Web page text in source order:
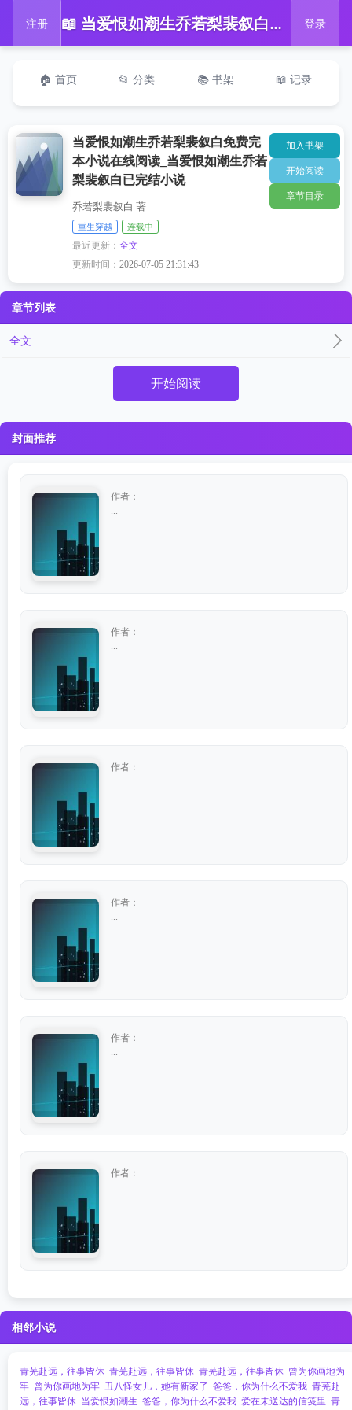
注册 📖 当爱恨如潮生乔若梨裴叙白免费完本小说在线阅读_当爱恨如潮生乔若梨裴叙白已完结小说 登录
🏠 首页 📂 分类 📚 书架 📖 记录
当爱恨如潮生乔若梨裴叙白免费完
本小说在线阅读_当爱恨如潮生乔若
梨裴叙白已完结小说
乔若梨裴叙白 著
重生穿越 连载中
最近更新：全文
更新时间：2026-07-05 21:31:43
加入书架
开始阅读
章节目录
章节列表
全文
开始阅读
封面推荐
作者：
作者：
作者：
作者：
作者：
作者：
相邻小说
青芜赴远，往事皆休 青芜赴远，往事皆休 青芜赴远，往事皆休 曾为你画地为
牢 曾为你画地为牢 丑八怪女儿，她有新家了 爸爸，你为什么不爱我 青芜赴
远，往事皆休 当爱恨如潮生 爸爸，你为什么不爱我 爱在未送达的信笺里 青